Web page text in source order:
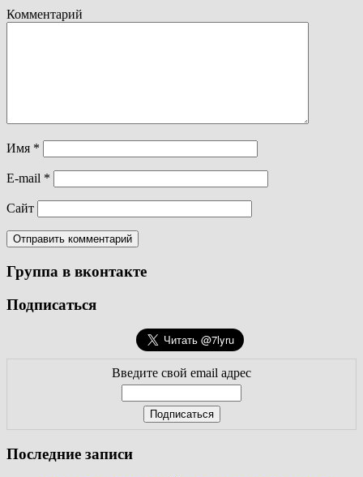
Комментарий
Имя *
E-mail *
Сайт
Группа в вконтакте
Подписаться
Введите свой email адрес
Последние записи